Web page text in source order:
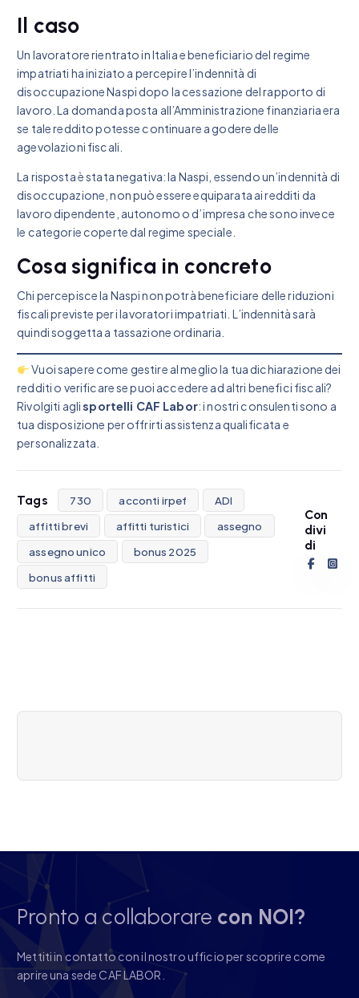
Il caso
Un lavoratore rientrato in Italia e beneficiario del regime
impatriati ha iniziato a percepire l’indennità di
disoccupazione Naspi dopo la cessazione del rapporto di
lavoro. La domanda posta all’Amministrazione finanziaria era
se tale reddito potesse continuare a godere delle
agevolazioni fiscali.
La risposta è stata negativa: la Naspi, essendo un’indennità di
disoccupazione, non può essere equiparata ai redditi da
lavoro dipendente, autonomo o d’impresa che sono invece
le categorie coperte dal regime speciale.
Cosa significa in concreto
Chi percepisce la Naspi non potrà beneficiare delle riduzioni
fiscali previste per i lavoratori impatriati. L’indennità sarà
quindi soggetta a tassazione ordinaria.
Vuoi sapere come gestire al meglio la tua dichiarazione dei
redditi o verificare se puoi accedere ad altri benefici fiscali?
Rivolgiti aglisportelli CAF Labor: i nostri consulenti sono a
tua disposizione per offrirti assistenza qualificata e
personalizzata.
Tags 730 acconti irpef
ADI
affitti brevi
affitti turistici
assegno
assegno unico
bonus 2025
bonus affitti
Con
divi
di
Pronto a collaborare con NOI?
Mettiti in contatto con il nostro ufficio per scoprire come
aprire una sede CAF LABOR.